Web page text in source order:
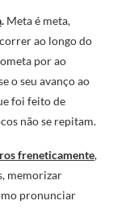
. Meta é meta,
ao longo do
por ao
o seu avanço ao
foi feito de
não se repitam.
freneticamente,
memorizar
pronunciar